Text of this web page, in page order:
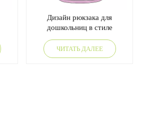
Дизайн рюкзака для
дошкольниц в стиле
ЧИТАТЬ ДАЛЕЕ